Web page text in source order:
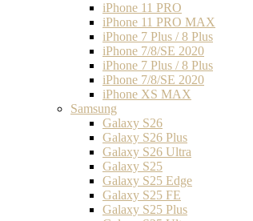
iPhone 11 PRO
iPhone 11 PRO MAX
iPhone 7 Plus / 8 Plus
iPhone 7/8/SE 2020
iPhone 7 Plus / 8 Plus
iPhone 7/8/SE 2020
iPhone XS MAX
Samsung
Galaxy S26
Galaxy S26 Plus
Galaxy S26 Ultra
Galaxy S25
Galaxy S25 Edge
Galaxy S25 FE
Galaxy S25 Plus